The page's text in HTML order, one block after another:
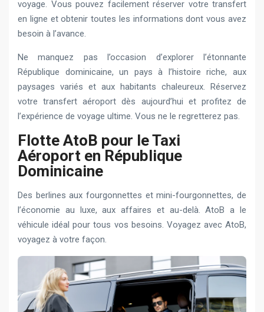
voyage. Vous pouvez facilement réserver votre transfert
en ligne et obtenir toutes les informations dont vous avez
besoin à l’avance.
Ne manquez pas l’occasion d’explorer l’étonnante
République dominicaine, un pays à l’histoire riche, aux
paysages variés et aux habitants chaleureux. Réservez
votre transfert aéroport dès aujourd’hui et profitez de
l’expérience de voyage ultime. Vous ne le regretterez pas.
Flotte AtoB pour le Taxi
Aéroport en République
Dominicaine
Des berlines aux fourgonnettes et mini-fourgonnettes, de
l’économie au luxe, aux affaires et au-delà. AtoB a le
véhicule idéal pour tous vos besoins. Voyagez avec AtoB,
voyagez à votre façon.